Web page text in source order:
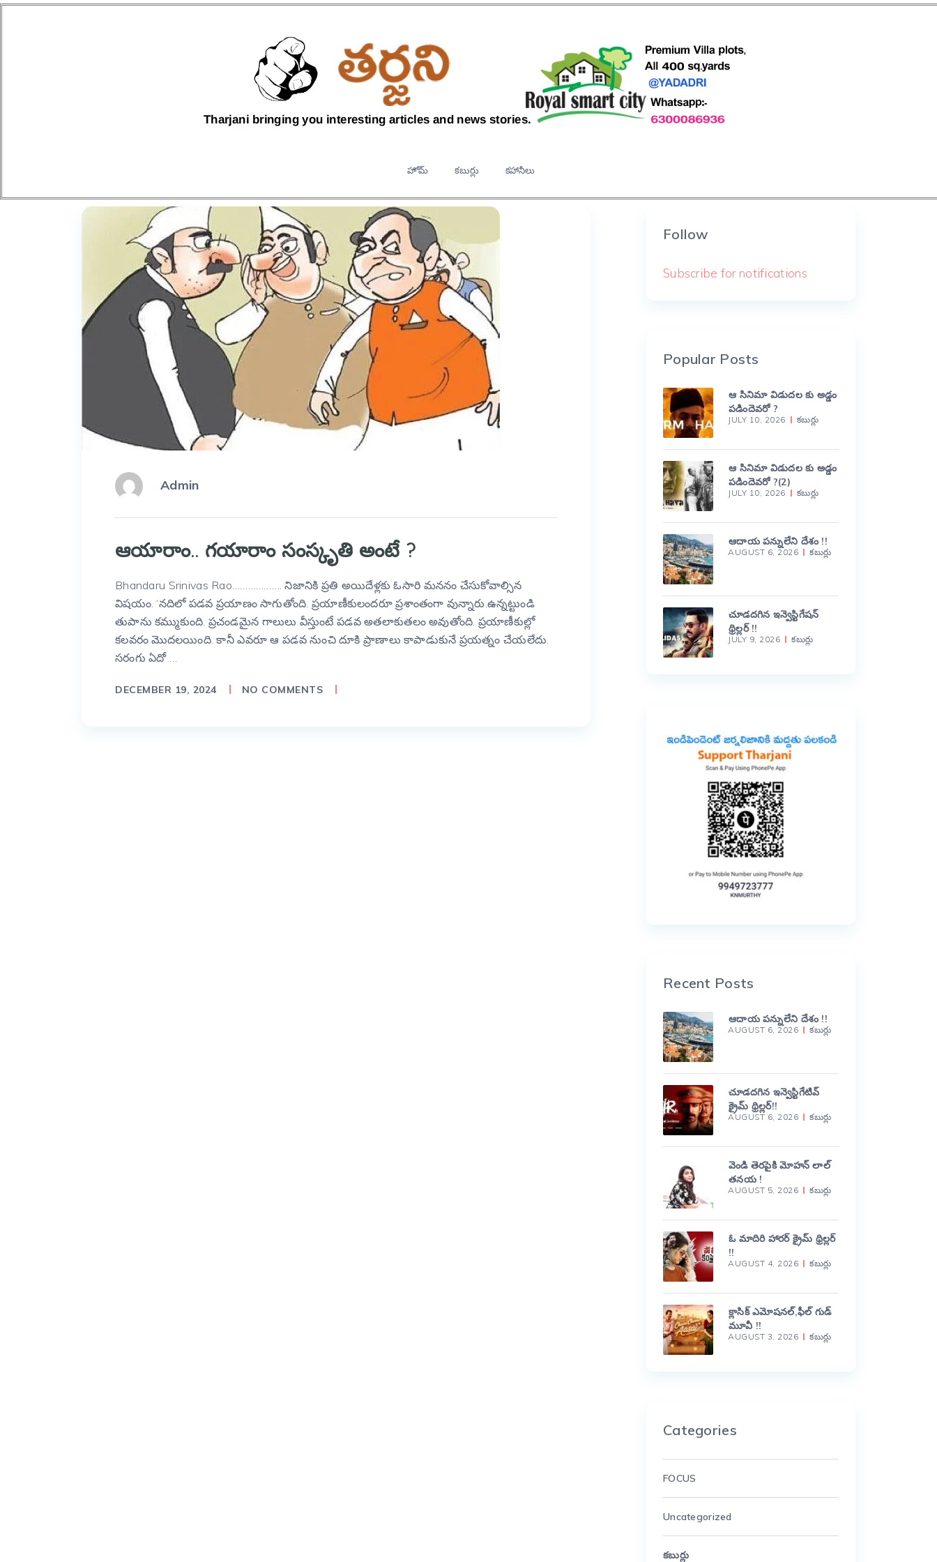
హోమ్ కబుర్లు కహానీలు
Admin
ఆయారాం.. గయారాం సంస్కృతి అంటే ?
Bhandaru Srinivas Rao………………. నిజానికి ప్రతి అయిదేళ్లకు ఓసారి మననం చేసుకోవాల్సిన
విషయం. ‘నదిలో పడవ ప్రయాణం సాగుతోంది. ప్రయాణీకులందరూ ప్రశాంతంగా వున్నారు.ఉన్నట్టుండి
తుపాను కమ్ముకుంది. ప్రచండమైన గాలులు వీస్తుంటే పడవ అతలాకుతలం అవుతోంది. ప్రయాణీకుల్లో
కలవరం మొదలయింది. కానీ ఎవరూ ఆ పడవ నుంచి దూకి ప్రాణాలు కాపాడుకునే ప్రయత్నం చేయలేదు.
సరంగు ఏదో …
DECEMBER 19, 2024 NO COMMENTS
Follow
Subscribe for notifications
Popular Posts
ఆ సినిమా విడుదల కు అడ్డం
పడిందెవరో ?
JULY 10, 2026 కబుర్లు
ఆ సినిమా విడుదల కు అడ్డం
పడిందెవరో ?(2)
JULY 10, 2026 కబుర్లు
ఆదాయ పన్నులేని దేశం !!
AUGUST 6, 2026 కబుర్లు
చూడదగిన ఇన్వెస్టిగేషన్
థ్రిల్లర్ !!
JULY 9, 2026 కబుర్లు
Recent Posts
ఆదాయ పన్నులేని దేశం !!
AUGUST 6, 2026 కబుర్లు
చూడదగిన ఇన్వెస్టిగేటివ్
క్రైమ్ థ్రిల్లర్!!
AUGUST 6, 2026 కబుర్లు
వెండి తెరపైకి మోహన్ లాల్
తనయ !
AUGUST 5, 2026 కబుర్లు
ఓ మాదిరి హారర్ క్రైమ్ థ్రిల్లర్
!!
AUGUST 4, 2026 కబుర్లు
క్లాసిక్ ఎమోషనల్,ఫీల్ గుడ్
మూవీ !!
AUGUST 3, 2026 కబుర్లు
Categories
FOCUS
Uncategorized
కబుర్లు